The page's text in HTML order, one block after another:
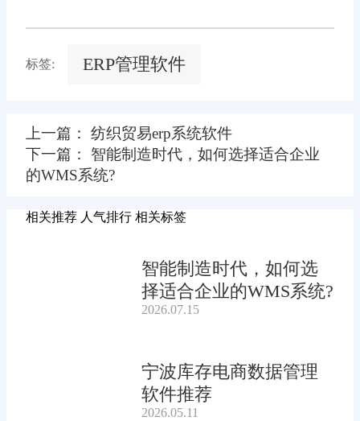
标签: ERP管理软件
上一篇： 纺织贸易erp系统软件
下一篇： 智能制造时代，如何选择适合企业
的WMS系统?
相关推荐 人气排行 相关标签
智能制造时代，如何选
择适合企业的WMS系统?
2026.07.15
宁波库存电商数据管理
软件推荐
2026.05.11